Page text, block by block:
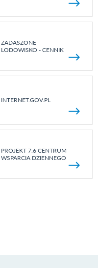
ZADASZONE
LODOWISKO - CENNIK
INTERNET.GOV.PL
PROJEKT 7.6 CENTRUM
WSPARCIA DZIENNEGO